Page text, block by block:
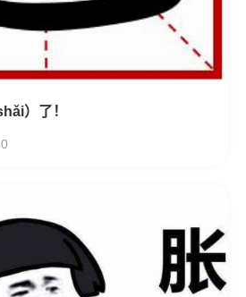
）了！
0